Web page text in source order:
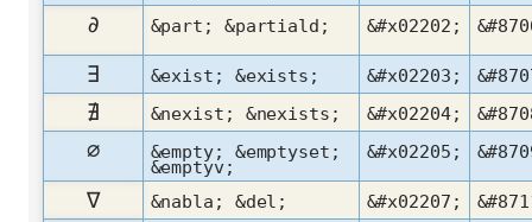
∂ &part; &partiald; &#x02202;
∃ &exist; &exists; &#x02203;
∄ &nexist; &nexists; &#x02204;
∅ &empty; &emptyset;
&emptyv;
&#x02205;
∇ &nabla; &del; &#x02207;